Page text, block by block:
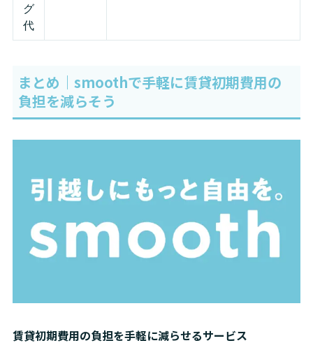
グ
代
まとめ｜smoothで手軽に賃貸初期費用の
負担を減らそう
賃貸初期費用の負担を手軽に減らせるサービス